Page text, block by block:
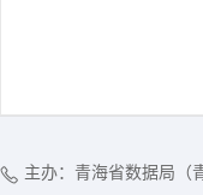
主办：青海省数据局（